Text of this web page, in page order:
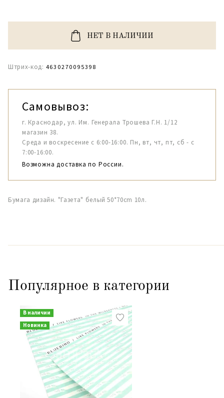
НЕТ В НАЛИЧИИ
Штрих-код: 4630270095398
Самовывоз:
г. Краснодар, ул. Им. Генерала Трошева Г.Н. 1/12
магазин 38.
Среда и воскресение с 6:00-16:00. Пн, вт, чт, пт, сб - с
7:00-16:00.
Возможна доставка по России.
Бумага дизайн. "Газета" белый 50*70cm 10л.
Популярное в категории
В наличии
Новинка